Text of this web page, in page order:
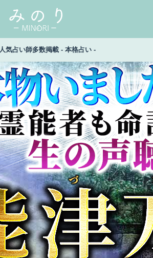
人気占い師多数掲載 - 本格占い -